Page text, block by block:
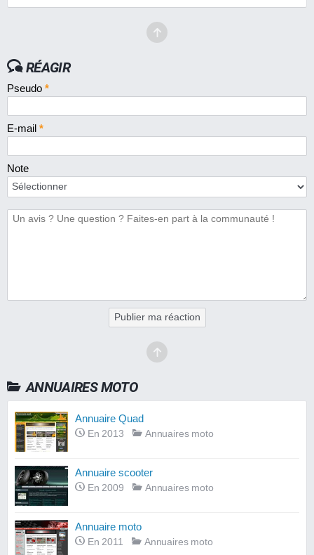
RÉAGIR
Pseudo *
E-mail *
Note
Publier ma réaction
ANNUAIRES MOTO
Annuaire Quad
En 2013 Annuaires moto
Annuaire scooter
En 2009 Annuaires moto
Annuaire moto
En 2011 Annuaires moto